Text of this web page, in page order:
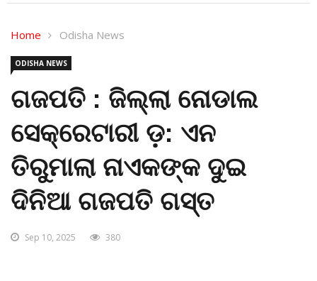
Home Odisha News
ODISHA NEWS
ଗଜପତି : ଜିଲ୍ଲା ନୋଡାଲ
ସେକ୍ରେଟାରୀ ଡ଼: ଏନ
ତିରୁମାଲା ନାଏକଙ୍କ ଦୁଇ
ଦିନିଆ ଗଜପତି ଗସ୍ତ
Sep 10, 2025 380